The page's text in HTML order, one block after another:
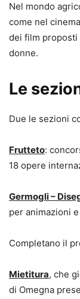
Nel mondo
come nel
dei film proposti
donne.
Le
Due le sezioni
Frutteto:
18 opere
Germogli –
per animazioni
Completano il
Mietitura, che
di Omegna